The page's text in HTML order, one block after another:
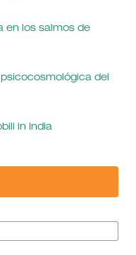
en los salmos de
del
in India